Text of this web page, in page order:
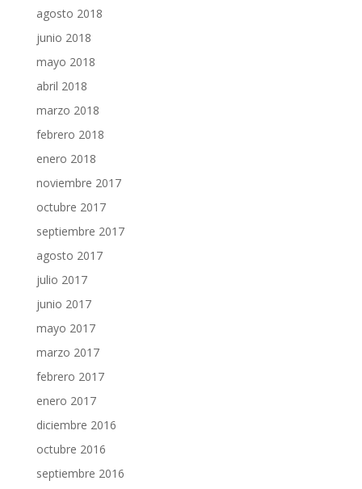
agosto 2018
junio 2018
mayo 2018
abril 2018
marzo 2018
febrero 2018
enero 2018
noviembre 2017
octubre 2017
septiembre 2017
agosto 2017
julio 2017
junio 2017
mayo 2017
marzo 2017
febrero 2017
enero 2017
diciembre 2016
octubre 2016
septiembre 2016